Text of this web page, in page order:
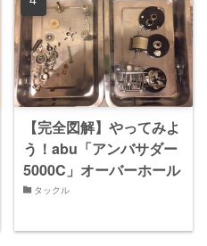
【完全図解】やってみよ
う！abu「アンバサダー
5000C」オーバーホール
タックル